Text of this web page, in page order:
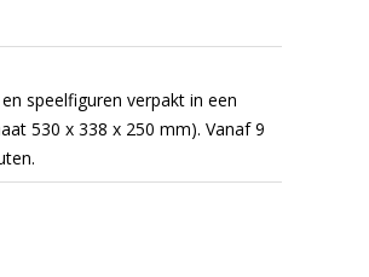
speelfiguren verpakt in een
530 x 338 x 250 mm). Vanaf 9